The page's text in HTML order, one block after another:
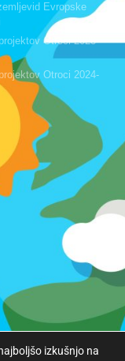
Evropske
Otroci 2023-
Otroci 2024-
izkušnjo na